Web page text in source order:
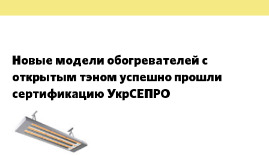
Новые модели обогревателей с
открытым тэном успешно прошли
сертификацию УкрСЕПРО
Область
Заказать